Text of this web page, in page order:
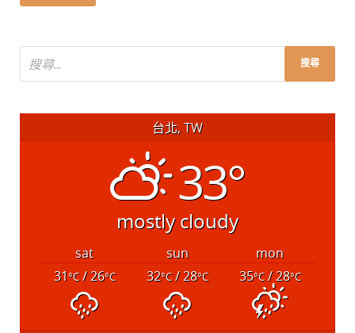
台北, TW
33°
mostly cloudy
sat sun
mon
31°C/ 26°C 32°C/ 28°C 35°C/ 28°C